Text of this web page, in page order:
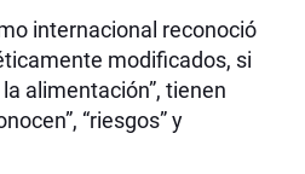
internacional reconoció
modificados, si
alimentación”, tienen
“riesgos” y